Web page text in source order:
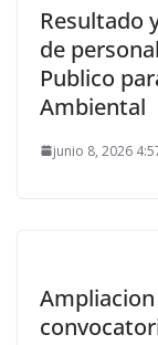
Resultado
de
Publico
Ambiental
junio 8, 2026